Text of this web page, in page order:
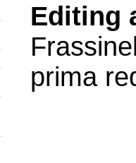
Editing
prima